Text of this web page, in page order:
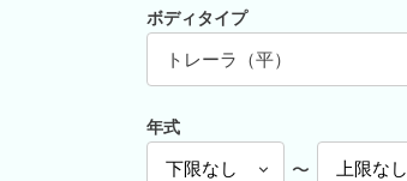
ボディタイプ
トレーラ（平）
年式
〜